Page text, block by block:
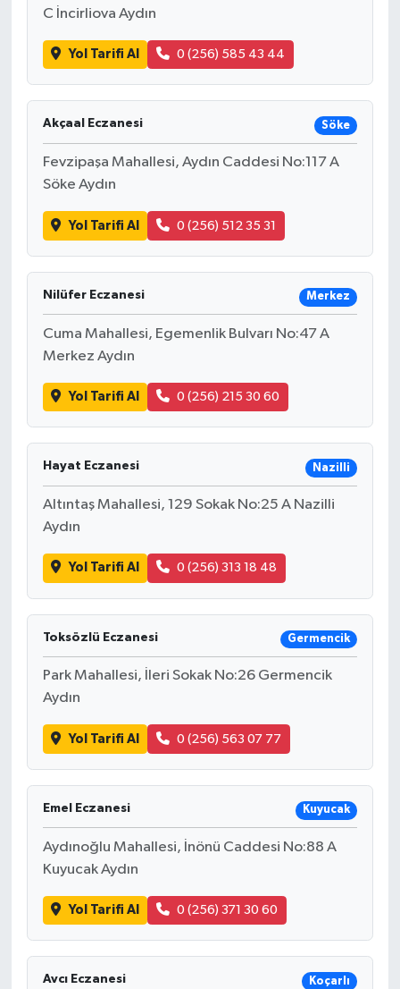
C İncirliova Aydın
Yol Tarifi Al 0 (256) 585 43 44
Akçaal Eczanesi Söke
Fevzipaşa Mahallesi, Aydın Caddesi No:117 A
Söke Aydın
Yol Tarifi Al 0 (256) 512 35 31
Nilüfer Eczanesi Merkez
Cuma Mahallesi, Egemenlik Bulvarı No:47 A
Merkez Aydın
Yol Tarifi Al 0 (256) 215 30 60
Hayat Eczanesi Nazilli
Altıntaş Mahallesi, 129 Sokak No:25 A Nazilli
Aydın
Yol Tarifi Al 0 (256) 313 18 48
Toksözlü Eczanesi Germencik
Park Mahallesi, İleri Sokak No:26 Germencik
Aydın
Yol Tarifi Al 0 (256) 563 07 77
Emel Eczanesi Kuyucak
Aydınoğlu Mahallesi, İnönü Caddesi No:88 A
Kuyucak Aydın
Yol Tarifi Al 0 (256) 371 30 60
Avcı Eczanesi Koçarlı